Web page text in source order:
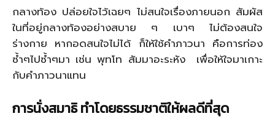
กลางท้อง ปล่อยใจไว้เฉยๆ ไม่สนใจเรื่องภายนอก สัมผัส
ในที่อยู่กลางท้องอย่างสบาย ๆ เบาๆ ไม่ต้องสนใจ
ร่างกาย หากอดสนใจไม่ได้ ก็ให้ใช้คำภาวนา คือการท่อง
ซ้ำๆไปซ้ำๆมา เช่น พุทโท สัมมาอะระหัง เพื่อให้ใจมาเกาะ
กับคำภาวนาแทน
การนั่งสมาธิ ทำโดยธรรมชาติให้ผลดีที่สุด